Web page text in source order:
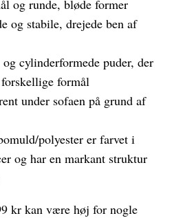
og runde, bløde former
og stabile, drejede ben af
cylinderformede puder, der
formål
under sofaen på grund af
polyester er farvet i
og har en markant struktur
kr kan være høj for nogle